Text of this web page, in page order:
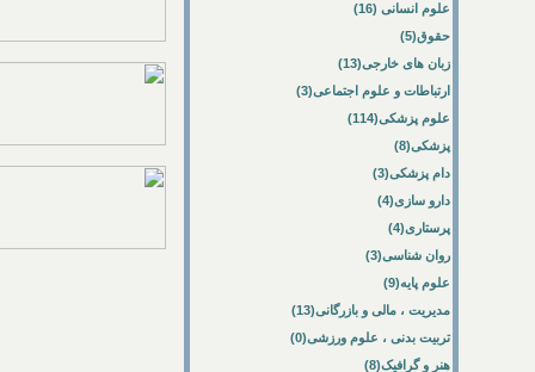
علوم انسانی (16)
حقوق(5)
زبان های خارجی(13)
ارتباطات و علوم اجتماعی(3)
علوم پزشکی(114)
پزشکی(8)
دام پزشکی(3)
دارو سازی(4)
پرستاری(4)
روان شناسی(3)
علوم پایه(9)
مدیریت ، مالی و بازرگانی(13)
تربیت بدنی ، علوم ورزشی(0)
هنر و گرافیک(8)